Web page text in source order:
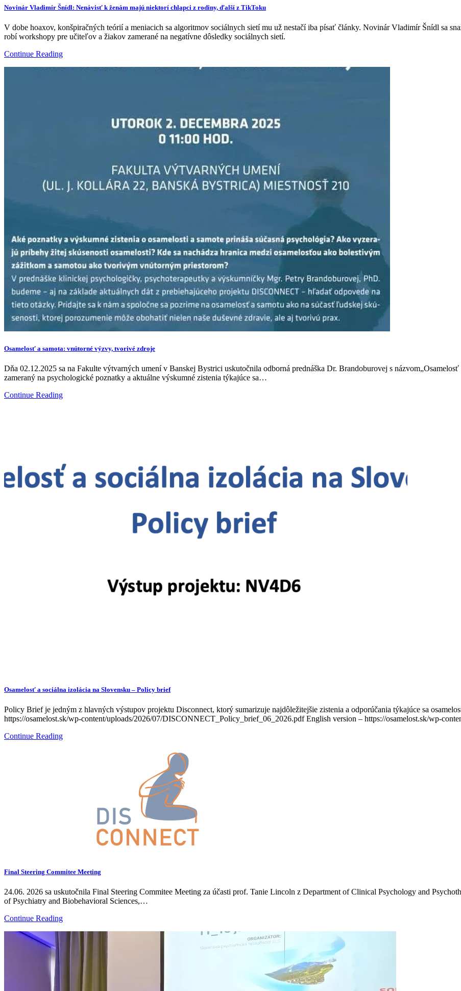
Novinár Vladimír Šnídl: Nenávisť k ženám majú niektorí chlapci z rodiny, ďalší z TikToku
V dobe hoaxov, konšpiračných teórií a meniacich sa algoritmov sociálnych sietí mu už nestačí iba písať články. Novinár Vladimír Šnídl sa
robí workshopy pre učiteľov a žiakov zamerané na negatívne dôsledky sociálnych sietí.
Continue Reading
Osamelosť a samota: vnútorné výzvy, tvorivé zdroje
Dňa 02.12.2025 sa na Fakulte výtvarných umení v Banskej Bystrici uskutočnila odborná prednáška Dr. Brandoburovej s
zameraný na psychologické poznatky a aktuálne výskumné zistenia týkajúce sa…
Continue Reading
Osamelosť a sociálna izolácia na Slovensku – Policy brief
Policy Brief je jedným z hlavných výstupov projektu Disconnect, ktorý sumarizuje najdôležitejšie zistenia a odporúčania týkajúce sa
https://osamelost.sk/wp-content/uploads/2026/07/DISCONNECT_Policy_brief_06_2026.pdf English version – https://osamelost.sk/wp-
Continue Reading
Final Steering Commitee Meeting
24.06. 2026 sa uskutočnila Final Steering Commitee Meeting za účasti prof. Tanie Lincoln z Department of Clinical Psychology and
of Psychiatry and Biobehavioral Sciences,…
Continue Reading